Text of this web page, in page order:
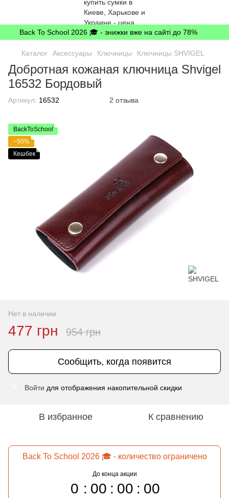
Back To School 2026 🎓 - знижки вже на сайті до 78%
Каталог Аксессуары Ключницы Ключницы SHVIGEL
Добротная кожаная ключница Shvigel
16532 Бордовый
Артикул: 16532 2 отзыва
BackToSchool
−50%
Кешбек
Нет в наличии
477 грн 954 грн
Сообщить, когда появится
Войти для отображения накопительной скидки
В избранное К сравнению
Back To School 2026 🎓 - количество ограничено
До конца акции
0 00 00 00